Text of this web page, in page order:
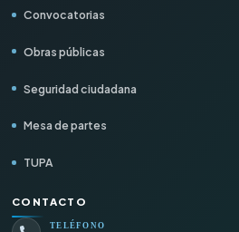
Convocatorias
Obras públicas
Seguridad ciudadana
Mesa de partes
TUPA
CONTACTO
TELÉFONO